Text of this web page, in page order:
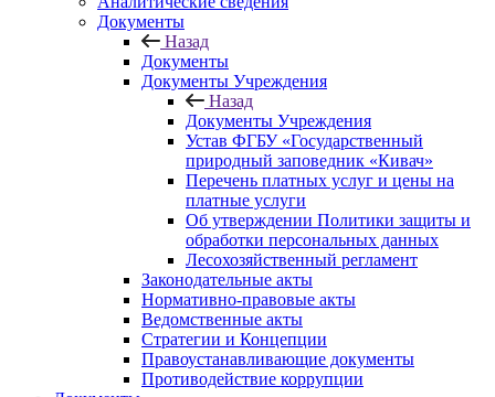
Документы
Назад
Документы
Документы Учреждения
Назад
Документы Учреждения
Устав ФГБУ «Государственный
природный заповедник «Кивач»
Перечень платных услуг и цены на
платные услуги
Об утверждении Политики защиты и
обработки персональных данных
Лесохозяйственный регламент
Законодательные акты
Нормативно-правовые акты
Ведомственные акты
Стратегии и Концепции
Правоустанавливающие документы
Противодействие коррупции